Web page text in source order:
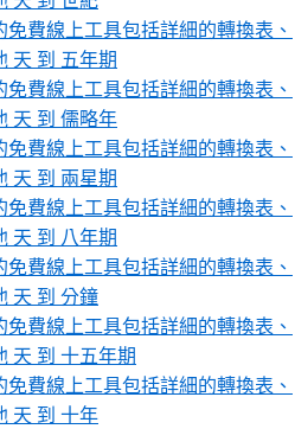
費線上工具包括詳細的轉換表、
天 到 五年期
費線上工具包括詳細的轉換表、
天 到 儒略年
費線上工具包括詳細的轉換表、
天 到 兩星期
費線上工具包括詳細的轉換表、
天 到 八年期
費線上工具包括詳細的轉換表、
天 到 分鐘
費線上工具包括詳細的轉換表、
天 到 十五年期
費線上工具包括詳細的轉換表、
天 到 十年